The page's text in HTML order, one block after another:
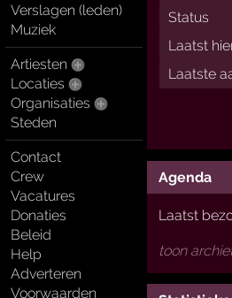
Verslagen (leden)
Muziek
Artiesten
Locaties
Organisaties
Steden
Contact
Crew
Vacatures
Donaties
Beleid
Help
Adverteren
Voorwaarden
Status
Laatst
Laatste
Agenda
Laatst
toon